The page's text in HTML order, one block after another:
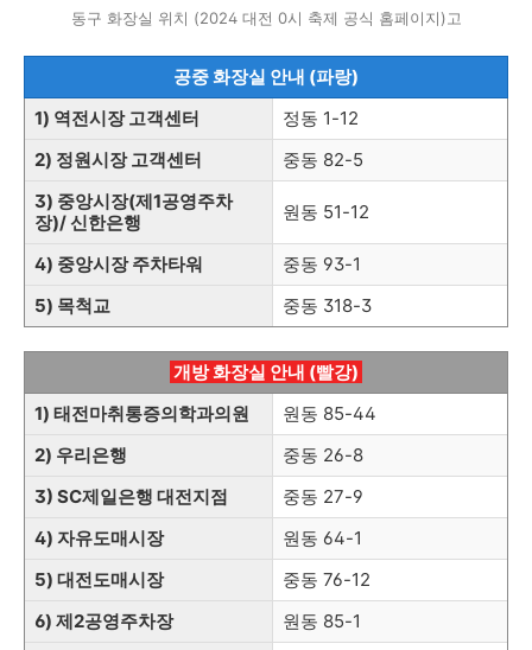
동구 화장실 위치 (2024 대전 0시 축제 공식 홈페이지)고
공중 화장실 안내 (파랑)
1) 역전시장 고객센터
정동 1-12
2) 정원시장 고객센터
중동 82-5
3) 중앙시장(제1공영주차
장)/ 신한은행
원동 51-12
4) 중앙시장 주차타워
중동 93-1
5) 목척교
중동 318-3
개방 화장실 안내 (빨강)
1) 태전마취통증의학과의원
원동 85-44
2) 우리은행
중동 26-8
3) SC제일은행 대전지점
중동 27-9
4) 자유도매시장
원동 64-1
5) 대전도매시장
중동 76-12
6) 제2공영주차장
원동 85-1